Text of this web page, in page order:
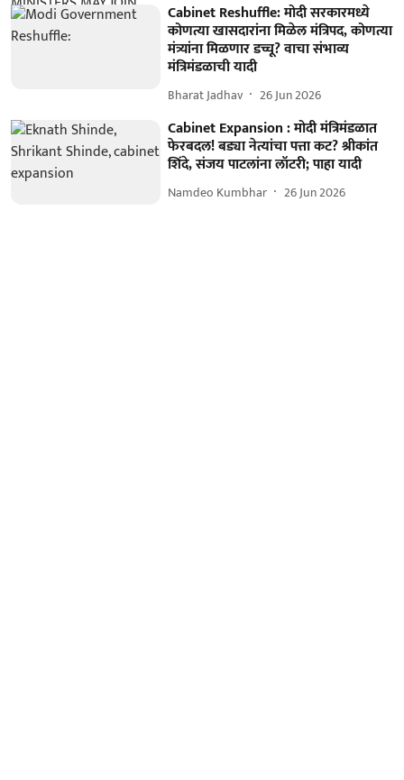
Cabinet Reshuffle: मोदी सरकारमध्ये
कोणत्या खासदारांना मिळेल मंत्रिपद, कोणत्या
मंत्र्यांना मिळणार डच्चू? वाचा संभाव्य
मंत्रिमंडळाची यादी
Bharat Jadhav 26 Jun 2026
Cabinet Expansion : मोदी मंत्रिमंडळात
फेरबदल! बड्या नेत्यांचा पत्ता कट? श्रीकांत
शिंदे, संजय पाटलांना लॉटरी; पाहा यादी
Namdeo Kumbhar 26 Jun 2026